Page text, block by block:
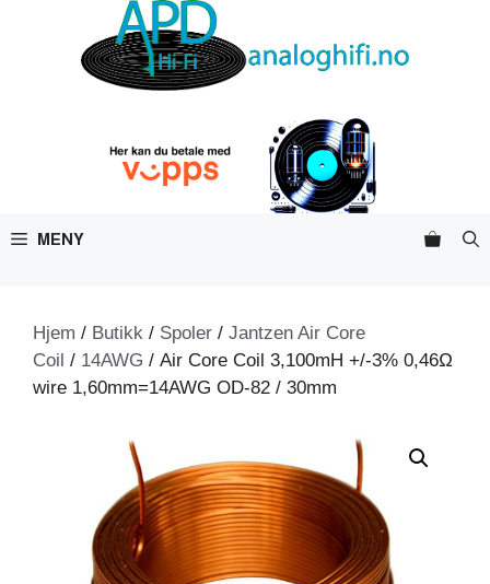
MENY
Hjem / Butikk / Spoler / Jantzen Air Core
Coil / 14AWG / Air Core Coil 3,100mH +/-3% 0,46Ω
wire 1,60mm=14AWG OD-82 / 30mm